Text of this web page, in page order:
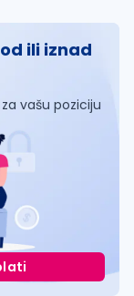
ili iznad
vašu poziciju